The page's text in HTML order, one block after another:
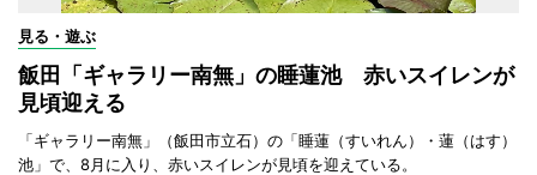
見る・遊ぶ
飯田「ギャラリー南無」の睡蓮池 赤いスイレンが
見頃迎える
「ギャラリー南無」（飯田市立石）の「睡蓮（すいれん）・蓮（はす）
池」で、8月に入り、赤いスイレンが見頃を迎えている。